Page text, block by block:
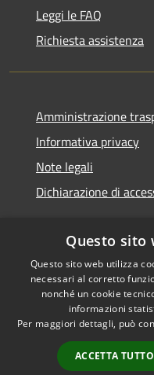
Leggi le FAQ
Richiesta assistenza
Amministrazione
Informativa privacy
Note legali
Dichiarazione di
RSS
Accessibilità
Cookie
Mappa del sito
Intranet
Questo sito
Questo sito web utilizza
necessari al corretto
nonché un cookie
informazioni
Per maggiori dettagli, può
ACCETTA TUTTO